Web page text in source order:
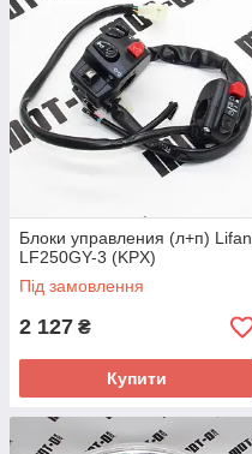
Блоки управления (л+п) Lifan
LF250GY-3 (KPX)
Під замовлення
2 127 ₴
Купити